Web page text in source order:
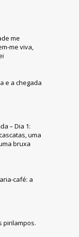
me
me viva,
e a chegada
– Dia 1:
uma
bruxa
café: a
pirilampos.